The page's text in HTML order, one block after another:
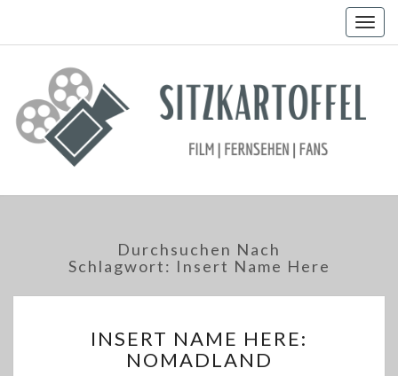
Durchsuchen Nach
Schlagwort: Insert Name Here
NAME
HERE:
INSERT NAME HERE:
NOMADLAND